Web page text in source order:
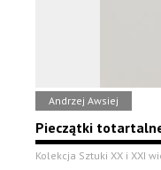
Andrzej Awsiej
Pieczątki
Kolekcja Sztuki XX i XXI